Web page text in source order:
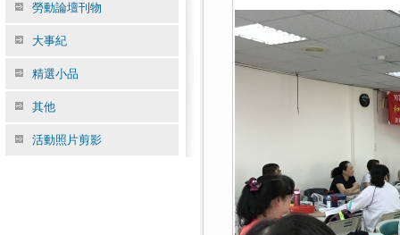
勞動論壇刊物
大事紀
精選小品
其他
活動照片剪影